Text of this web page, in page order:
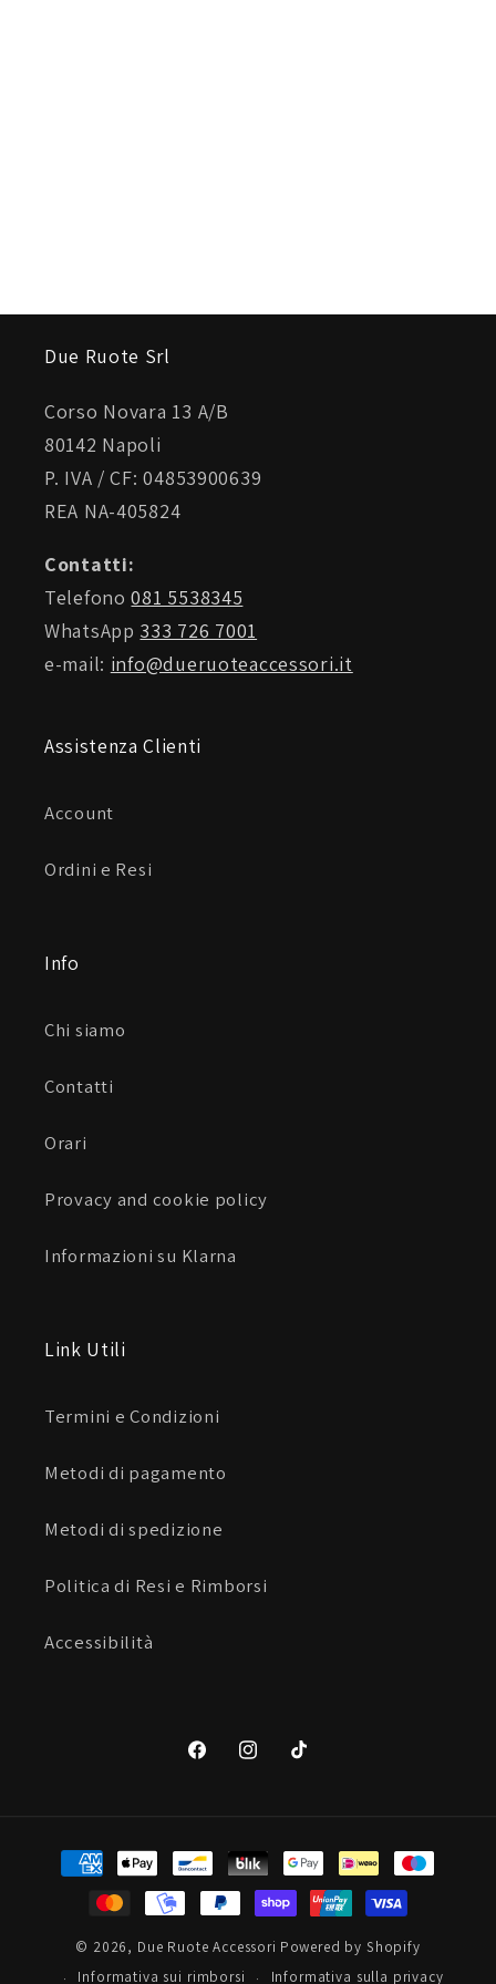
Due Ruote Srl
Corso Novara 13 A/B
80142 Napoli
P. IVA / CF: 04853900639
REA NA-405824
Contatti:
Telefono081 5538345
WhatsApp 333 726 7001
e-mail: info@dueruoteaccessori.it
Assistenza Clienti
Account
Ordini e Resi
Info
Chi siamo
Contatti
Orari
Provacy and cookie policy
Informazioni su Klarna
Link Utili
Termini e Condizioni
Metodi di pagamento
Metodi di spedizione
Politica di Resi e Rimborsi
Accessibilità
FacebookInstagramTikTok
Metodi
di
pagamento
© 2026, Due Ruote Accessori Powered by Shopify
Informativa sui rimborsi
Informativa sulla privacy